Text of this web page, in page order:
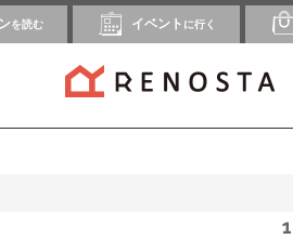
を読む イベント に行く
1